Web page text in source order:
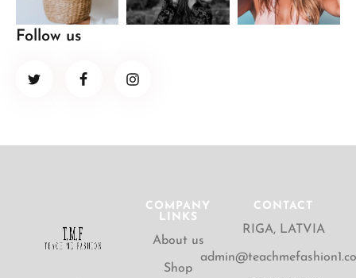
Follow us
COMPANY
LINKS
About us
Shop
CONTACT
RIGA, LATVIA